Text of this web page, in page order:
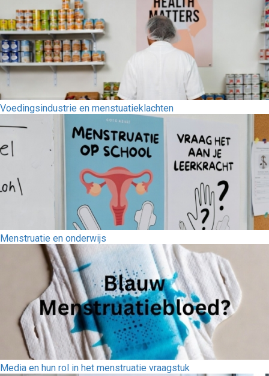
Voedingsindustrie en menstuatieklachten
Menstruatie en onderwijs
Media en hun rol in het menstruatie vraagstuk